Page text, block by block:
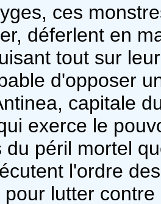
ces
déferlent en
tout sur
d'opposer
capitale
exerce le
du péril mortel
l'ordre
lutter